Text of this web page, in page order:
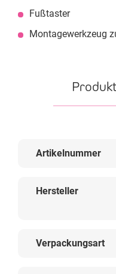
Fußtaster
Montagewerkzeug
Artikelnummer
Hersteller
Verpackungsart